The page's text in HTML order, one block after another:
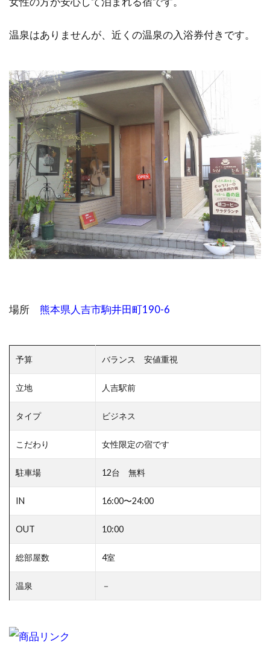
温泉はありませんが、近くの温泉の入浴券付きです。
場所 熊本県人吉市駒井田町190-6
予算 バランス 安値重視
立地 人吉駅前
タイプ ビジネス
こだわり 女性限定の宿です
駐車場 12台 無料
IN 16:00〜24:00
OUT 10:00
総部屋数 4室
温泉 －